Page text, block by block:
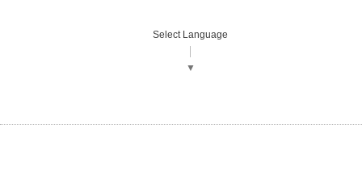
Select Language
▼